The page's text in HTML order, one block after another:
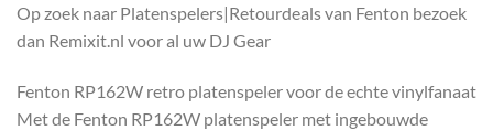
Op zoek naar Platenspelers|Retourdeals van Fenton bezoek
dan Remixit.nl voor al uw DJ Gear
Fenton RP162W retro platenspeler voor de echte vinylfanaat
Met de Fenton RP162W platenspeler met ingebouwde